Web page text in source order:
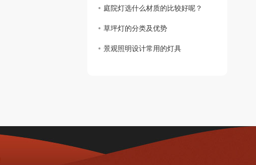
庭院灯选什么材质的比较好呢？
草坪灯的分类及优势
景观照明设计常用的灯具